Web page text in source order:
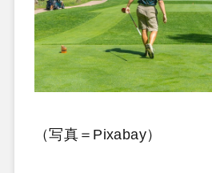
（写真＝Pixabay）